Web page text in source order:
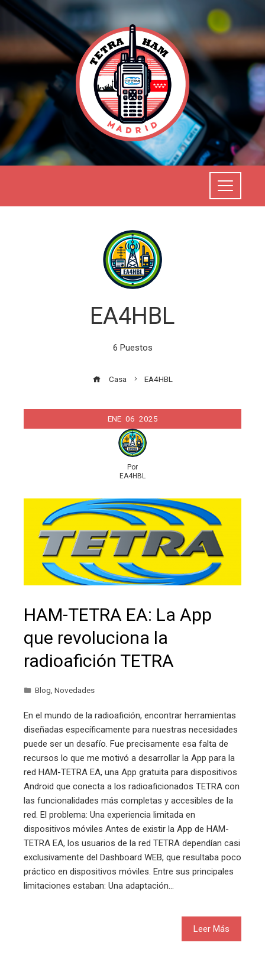
EA4HBL
6 Puestos
Casa EA4HBL
ENE 06 2025
Por
EA4HBL
HAM-TETRA EA: La App
que revoluciona la
radioafición TETRA
Blog Novedades
En el mundo de la radioafición, encontrar herramientas
diseñadas específicamente para nuestras necesidades
puede ser un desafío. Fue precisamente esa falta de
recursos lo que me motivó a desarrollar la App para la
red HAM-TETRA EA, una App gratuita para dispositivos
Android que conecta a los radioaficionados TETRA con
las funcionalidades más completas y accesibles de la
red. El problema: Una experiencia limitada en
dispositivos móviles Antes de existir la App de HAM-
TETRA EA, los usuarios de la red TETRA dependían casi
exclusivamente del Dashboard WEB, que resultaba poco
práctico en dispositivos móviles. Entre sus principales
limitaciones estaban: Una adaptación…
Leer Más